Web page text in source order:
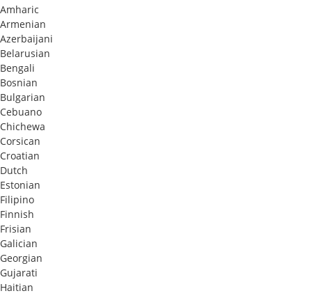
Amharic
Armenian
Azerbaijani
Belarusian
Bengali
Bosnian
Bulgarian
Cebuano
Chichewa
Corsican
Croatian
Dutch
Estonian
Filipino
Finnish
Frisian
Galician
Georgian
Gujarati
Haitian